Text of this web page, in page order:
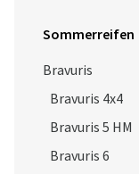
Sommerreifen
Bravuris
Bravuris 4x4
Bravuris 5 HM
Bravuris 6